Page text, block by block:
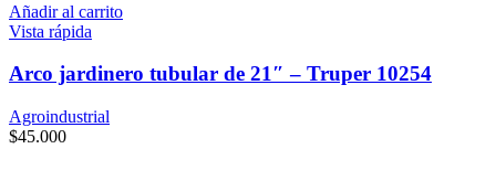
Añadir al carrito
Vista rápida
Arco jardinero tubular de 21″ – Truper 10254
Agroindustrial
$45.000